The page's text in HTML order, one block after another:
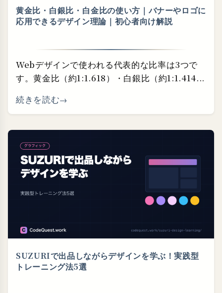
黄金比・⁠白銀比・⁠白金比の使い方｜バナーやロゴに
応用できるデザイン理論｜初心者向け解説
Webデザインで使われる代表的な比率は3つで
す。黄金比（約1:1.618）・白銀比（約1:1.414...
続きを読む
SUZURIで出品しながらデザインを学ぶ！実践型
トレーニング法5選